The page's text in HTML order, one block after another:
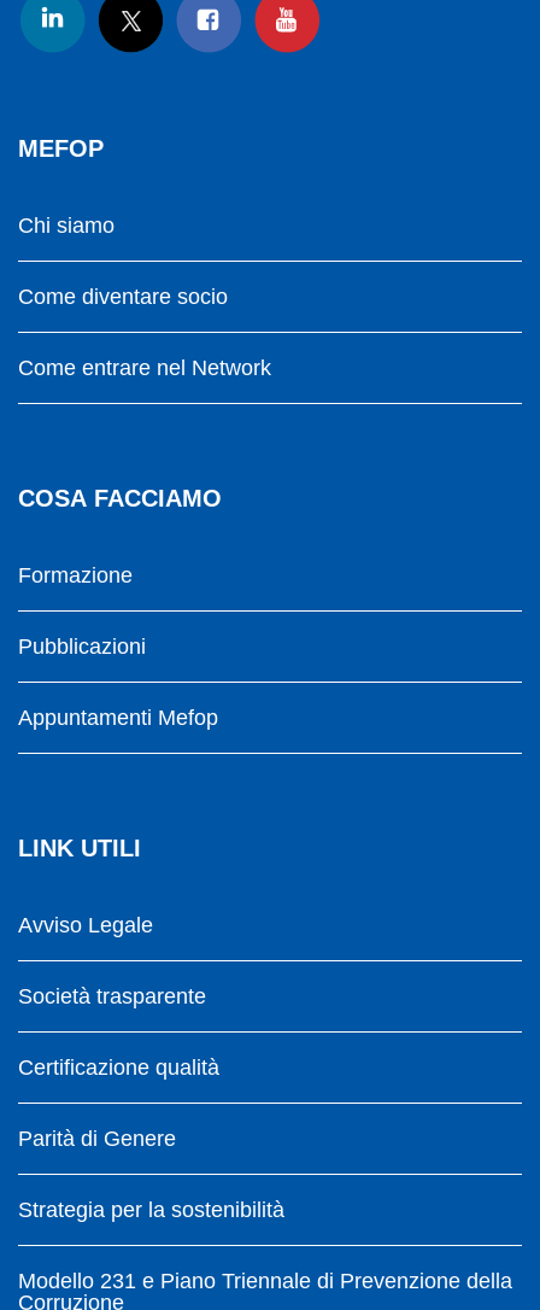
MEFOP
Chi siamo
Come diventare socio
Come entrare nel Network
COSA FACCIAMO
Formazione
Pubblicazioni
Appuntamenti Mefop
LINK UTILI
Avviso Legale
Società trasparente
Certificazione qualità
Parità di Genere
Strategia per la sostenibilità
Modello 231 e Piano Triennale di Prevenzione della
Corruzione